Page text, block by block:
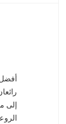
إلى